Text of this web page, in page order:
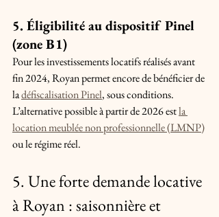
5. Éligibilité au dispositif Pinel
(zone B1)
Pour les investissements locatifs réalisés avant
fin 2024, Royan permet encore de bénéficier de
la défiscalisation Pinel, sous conditions.
L’alternative possible à partir de 2026 est la
location meublée non professionnelle (LMNP)
ou le régime réel.
5. Une forte demande locative
à Royan : saisonnière et